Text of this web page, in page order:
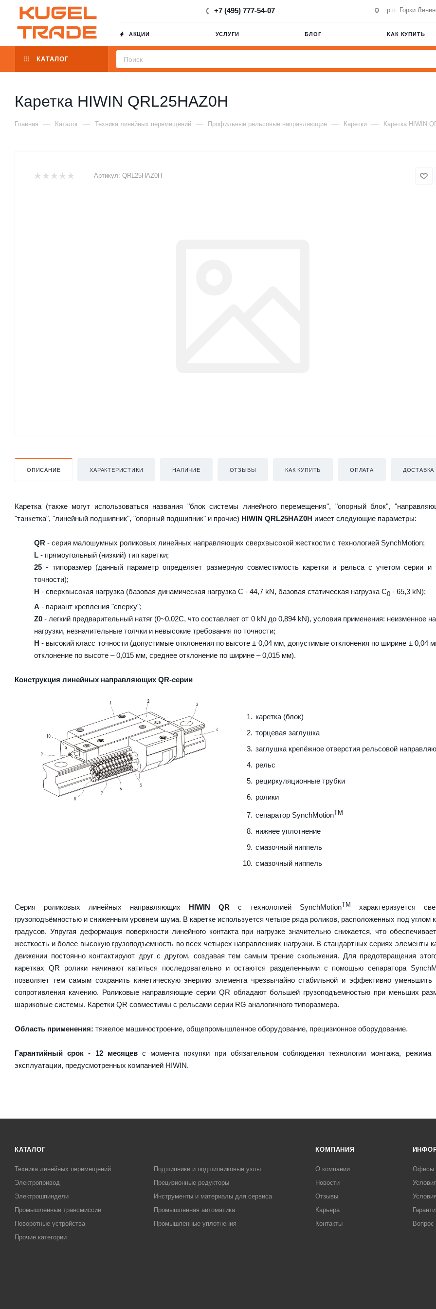
+7 (495) 777-54-07 р.п. Горки
АКЦИИ УСЛУГИ БЛОГ КАК КУПИТЬ
КАТАЛОГ
Каретка HIWIN QRL25HAZ0H
Главная — Каталог — Техника линейных перемещений — Профильные рельсовые направляющие — Каретки — Каретка HIWIN
Артикул: QRL25HAZ0H
ОПИСАНИЕ ХАРАКТЕРИСТИКИ НАЛИЧИЕ ОТЗЫВЫ КАК КУПИТЬ ОПЛАТА ДОСТАВКА
Каретка (также могут использоваться названия "блок системы линейного перемещения", "опорный блок",
"танкетка", "линейный подшипник", "опорный подшипник" и прочие) HIWIN QRL25HAZ0H имеет следующие параметры:
QR - серия малошумных роликовых линейных направляющих сверхвысокой жесткости с технологией SynchMotion;
L - прямоугольный (низкий) тип каретки;
25 - типоразмер (данный параметр определяет размерную совместимость каретки и рельса с учетом серии и
точности);
H - сверхвысокая нагрузка (базовая динамическая нагрузка C - 44,7 kN, базовая статическая нагрузка С0 - 65,3 kN);
A - вариант крепления "сверху";
Z0 - легкий предварительный натяг (0~0,02C, что составляет от 0 kN до 0,894 kN), условия применения: неизменное
нагрузки, незначительные толчки и невысокие требования по точности;
H - высокий класс точности (допустимые отклонения по высоте ± 0,04 мм, допустимые отклонения по ширине ± 0,04
отклонение по высоте – 0,015 мм, среднее отклонение по ширине – 0,015 мм).
Конструкция линейных направляющих QR-серии
каретка (блок)
торцевая заглушка
заглушка крепёжное отверстия рельсовой
рельс
рециркуляционные трубки
ролики
сепаратор SynchMotionTM
нижнее уплотнение
смазочный ниппель
смазочный ниппель
Серия роликовых линейных направляющих HIWIN QR с технологией SynchMotion TM
характеризуется
грузоподъёмностью и сниженным уровнем шума. В каретке используется четыре ряда роликов, расположенных под углом
градусов. Упругая деформация поверхности линейного контакта при нагрузке значительно снижается, что
жесткость и более высокую грузоподъемность во всех четырех направлениях нагрузки. В стандартных сериях элементы
движении постоянно контактируют друг с другом, создавая тем самым трение скольжения. Для предотвращения
каретках QR ролики начинают катиться последовательно и остаются разделенными с помощью сепаратора
позволяет тем самым сохранить кинетическую энергию элемента чрезвычайно стабильной и эффективно уменьшить
сопротивления качению. Роликовые направляющие серии QR обладают большей грузоподъемностью при меньших
шариковые системы. Каретки QR совместимы с рельсами серии RG аналогичного типоразмера.
Область применения: тяжелое машиностроение, общепромышленное оборудование, прецизионное оборудование.
Гарантийный срок - 12 месяцевс момента покупки при обязательном соблюдения технологии монтажа, режима
эксплуатации, предусмотренных компанией HIWIN.
КАТАЛОГ
Техника линейных перемещений
Подшипники и подшипниковые узлы
Электропривод
Прецизионные редукторы
Электрошпиндели
Инструменты и материалы для сервиса
Промышленные трансмиссии
Промышленная автоматика
Поворотные устройства
Промышленные уплотнения
Прочие категории
КОМПАНИЯ
О компании
Новости
Отзывы
Карьера
Контакты
Офисы